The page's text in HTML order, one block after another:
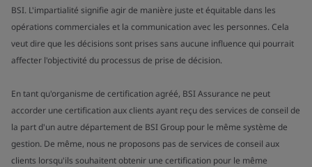
BSI. L'impartialité signifie agir de manière juste et équitable dans les
opérations commerciales et la communication avec les personnes. Cela
veut dire que les décisions sont prises sans aucune influence qui pourrait
affecter l'objectivité du processus de prise de décision.
En tant qu'organisme de certification agréé, BSI Assurance ne peut
accorder une certification aux clients ayant reçu des services de conseil de
la part d'un autre département de BSI Group pour le même système de
gestion. De même, nous ne proposons pas de services de conseil aux
clients lorsqu'ils souhaitent obtenir une certification pour le même